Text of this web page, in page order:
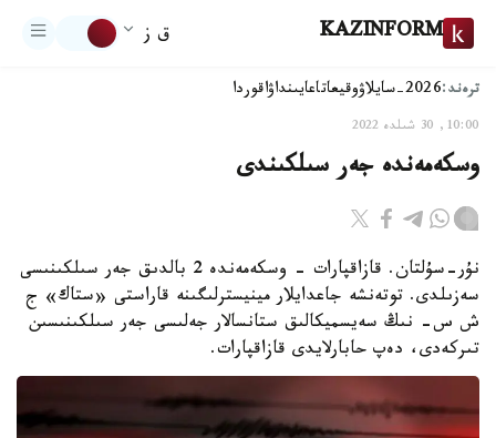
KAZINFORM ق ز
ترەند:2026-سايلاۋ وقيعاتاعايىنداۋاقوردا
10:00, 30 شىلدە 2022
وسكەمەندە جەر سىلكىندى
نۇر-سۇلتان. قازاقپارات - وسكەمەندە 2 بالدىق جەر سىلكىنىسى
سەزىلدى. توتەنشە جاعدايلار مينيسترلىگىنە قاراستى «ستاك» ج
ش س- نىڭ سەيسميكالىق ستانسالار جەلىسى جەر سىلكىنىسىن
تىركەدى، دەپ حابارلايدى قازاقپارات.